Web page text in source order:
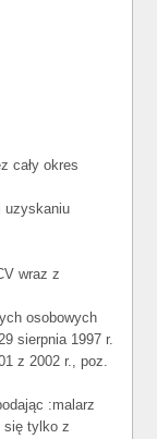
cały okres
uzyskaniu
wraz z
osobowych
sierpnia 1997 r.
z 2002 r., poz.
:malarz
się tylko z